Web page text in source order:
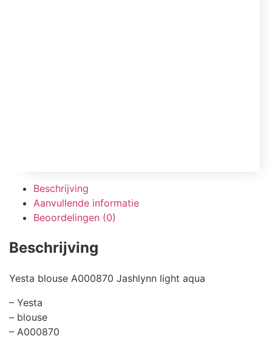
Beschrijving
Aanvullende informatie
Beoordelingen (0)
Beschrijving
Yesta blouse A000870 Jashlynn light aqua
– Yesta
– blouse
– A000870